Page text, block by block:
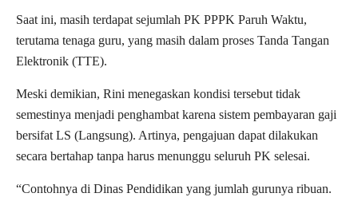
Saat ini, masih terdapat sejumlah PK PPPK Paruh Waktu,
terutama tenaga guru, yang masih dalam proses Tanda Tangan
Elektronik (TTE).
Meski demikian, Rini menegaskan kondisi tersebut tidak
semestinya menjadi penghambat karena sistem pembayaran gaji
bersifat LS (Langsung). Artinya, pengajuan dapat dilakukan
secara bertahap tanpa harus menunggu seluruh PK selesai.
“Contohnya di Dinas Pendidikan yang jumlah gurunya ribuan.